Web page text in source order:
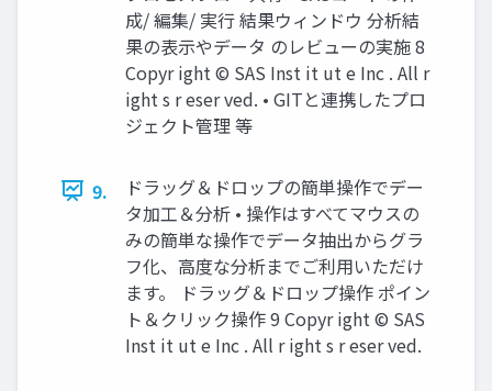
成/ 編集/ 実行 結果ウィンドウ 分析結
果の表示やデータ のレビューの実施 8
Copyr ight © SAS Inst it ut e Inc . All r
ight s r eser ved. • GITと連携したプロ
ジェクト管理 等
9.
ドラッグ＆ドロップの簡単操作でデー
タ加工＆分析 • 操作はすべてマウスの
みの簡単な操作でデータ抽出からグラ
フ化、高度な分析までご利用いただけ
ます。 ドラッグ＆ドロップ操作 ポイン
ト＆クリック操作 9 Copyr ight © SAS
Inst it ut e Inc . All r ight s r eser ved.